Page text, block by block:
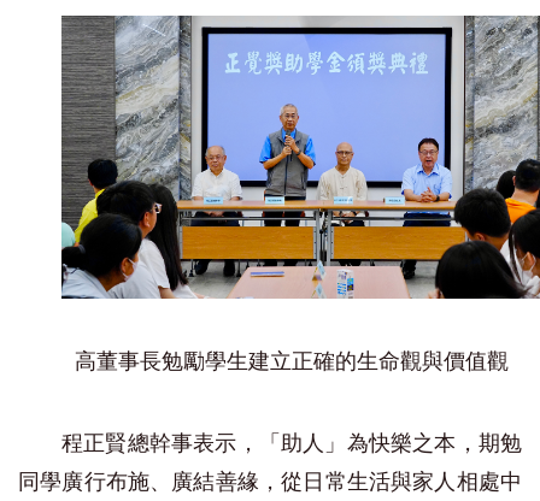
高董事長勉勵學生建立正確的生命觀與價值觀
程正賢總幹事表示，「助人」為快樂之本，期勉
同學廣行布施、廣結善緣，從日常生活與家人相處中